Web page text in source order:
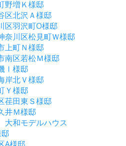
野増Ｋ様邸
区北沢Ａ様邸
区羽沢町O様邸
奈川区松見町Ｗ様邸
上町Ｎ様邸
南区若松Ｍ様邸
Ⅰ様邸
岸北Ｖ様邸
Ｙ様邸
荏田東Ｓ様邸
井Ｍ様邸
和モデルハウス